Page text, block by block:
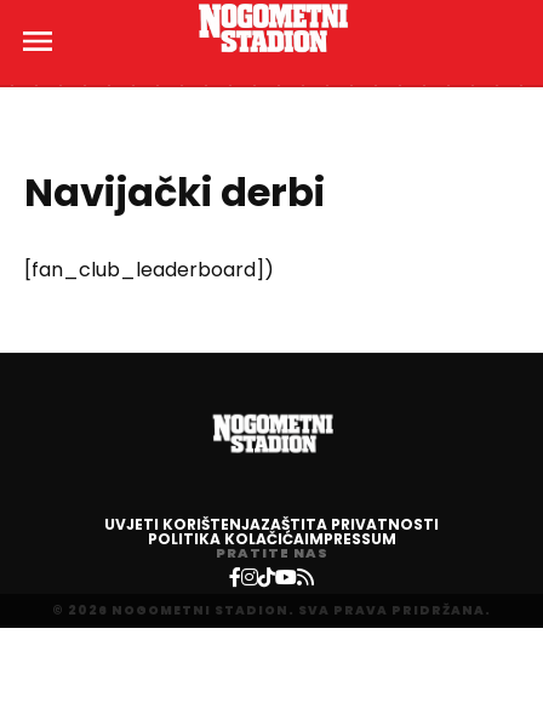
Navijački derbi
[fan_club_leaderboard])
UVJETI KORIŠTENJAZAŠTITA PRIVATNOSTI
POLITIKA KOLAČIĆAIMPRESSUM
PRATITE NAS
© 2026 NOGOMETNI STADION. SVA PRAVA PRIDRŽANA.